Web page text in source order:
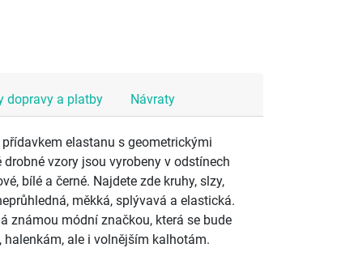
dopravy a platby Návraty
elastanu s geometrickými
vzory jsou vyrobeny v odstínech
bílé a černé. Najdete zde kruhy, slzy,
měkká, splývavá a elastická.
známou módní značkou, která se bude
ale i volnějším kalhotám.